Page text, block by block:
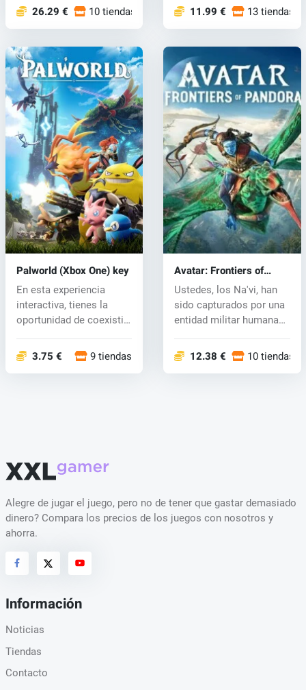
26.29 € 10 tiendas 11.99 € 13 tiendas
Palworld (Xbox One) key
En esta experiencia
interactiva, tienes la
oportunidad de coexistir
3.75 € 9 tiendas
Avatar: Frontiers of
Pandora (Xbox One) key
Ustedes, los Na'vi, han
sido capturados por una
entidad militar humana
12.38 € 10 tiendas
Alegre de jugar el juego, pero no de tener que gastar demasiado
dinero? Compara los precios de los juegos con nosotros y
ahorra.
Información
Noticias
Tiendas
Contacto